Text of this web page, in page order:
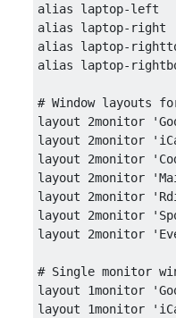
alias laptop-left
alias laptop-right
alias laptop-
alias laptop-
# Window layouts
layout 2monitor
layout 2monitor
layout 2monitor
layout 2monitor
layout 2monitor
layout 2monitor
layout 2monitor
# Single monitor
layout 1monitor
layout 1monitor